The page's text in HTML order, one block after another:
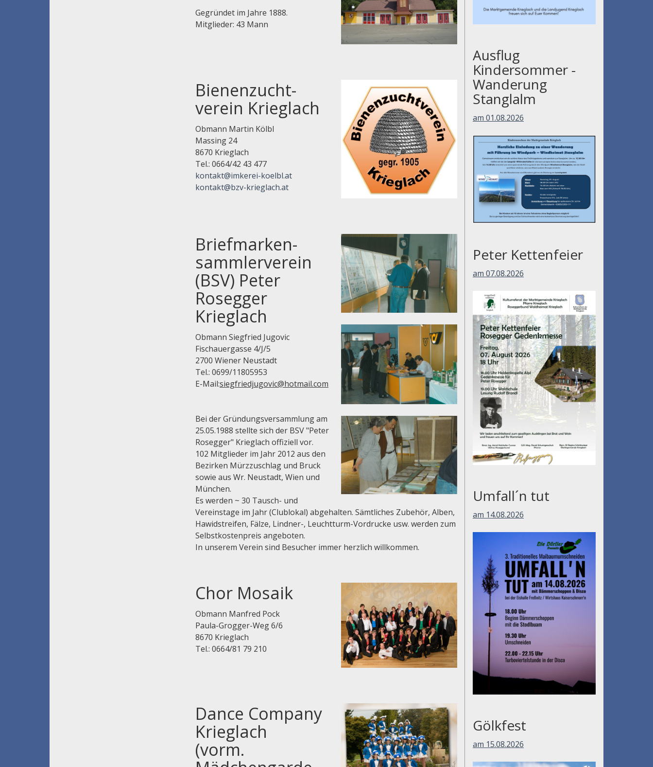
Gegründet im Jahre 1888.
Mitglieder: 43 Mann
Bienenzucht-
verein Krieglach
Obmann Martin Kölbl
Massing 24
8670 Krieglach
Tel.: 0664/42 43 477
kontakt@imkerei-koelbl.at
kontakt@bzv-krieglach.at
Briefmarken-
sammlerverein
(BSV) Peter
Rosegger
Krieglach
Obmann Siegfried Jugovic
Fischauergasse 4/J/5
2700 Wiener Neustadt
Tel.: 0699/11805953
E-Mail:siegfriedjugovic@hotmail.com
Bei der Gründungsversammlung am
25.05.1988 stellte sich der BSV "Peter
Rosegger" Krieglach offiziell vor.
102 Mitglieder im Jahr 2012 aus den
Bezirken Mürzzuschlag und Bruck
sowie aus Wr. Neustadt, Wien und
München.
Es werden ~ 30 Tausch- und
Vereinstage im Jahr (Clublokal) abgehalten. Sämtliches Zubehör, Alben,
Hawidstreifen, Fälze, Lindner-, Leuchtturm-Vordrucke usw. werden zum
Selbstkostenpreis angeboten.
In unserem Verein sind Besucher immer herzlich willkommen.
Chor Mosaik
Obmann Manfred Pock
Paula-Grogger-Weg 6/6
8670 Krieglach
Tel.: 0664/81 79 210
Dance Company
Krieglach
(vorm.
Ausflug
Kindersommer -
Wanderung
Stanglalm
am 01.08.2026
Peter Kettenfeier
am 07.08.2026
Umfall´n tut
am 14.08.2026
Gölkfest
am 15.08.2026